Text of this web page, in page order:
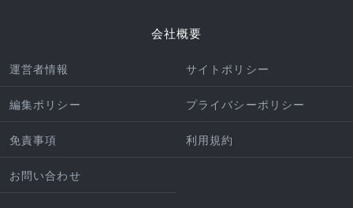
会社概要
運営者情報 サイトポリシー
編集ポリシー プライバシーポリシー
免責事項 利用規約
お問い合わせ